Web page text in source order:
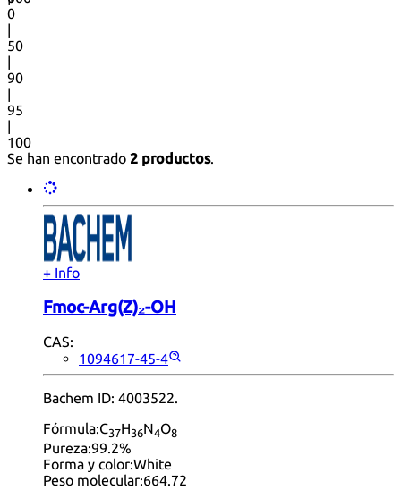
0
|
50
|
90
|
95
|
100
Se han encontrado 2 productos.
+ Info
Fmoc-Arg(Z)₂-OH
CAS:
1094617-45-4
Bachem ID: 4003522.
Fórmula:C37H36N4O8
Pureza:99.2%
Forma y color:White
Peso molecular:664.72